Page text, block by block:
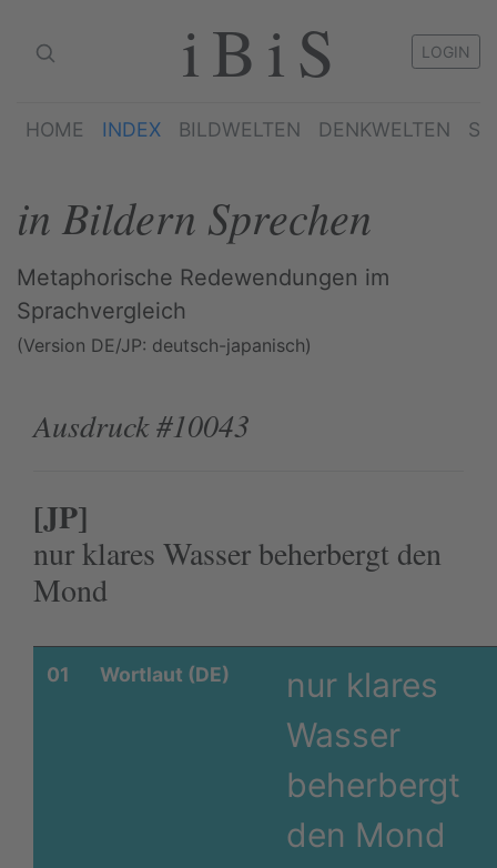
iBiS LOGIN
HOME INDEX BILDWELTEN DENKWELTEN
in Bildern Sprechen
Metaphorische Redewendungen im
Sprachvergleich
(Version DE/JP: deutsch-japanisch)
Ausdruck #10043
[JP]
nur klares Wasser beherbergt den
Mond
01 Wortlaut (DE)
nur klares
Wasser
beherbergt
den Mond